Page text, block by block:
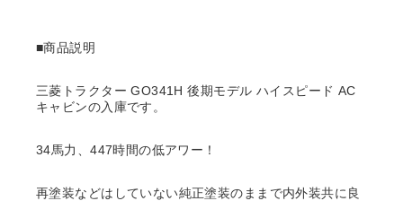
■商品説明
三菱トラクター GO341H 後期モデル ハイスピード AC
キャビンの入庫です。
34馬力、447時間の低アワー！
再塗装などはしていない純正塗装のままで内外装共に良